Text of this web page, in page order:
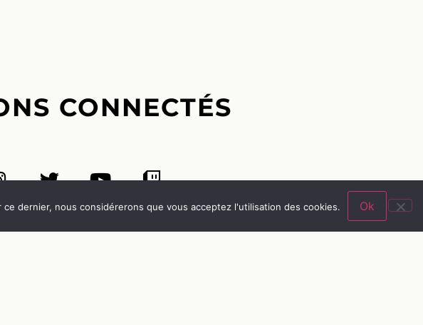
CONNECTÉS
dernier, nous considérerons que vous acceptez l'utilisation des cookies. Ok